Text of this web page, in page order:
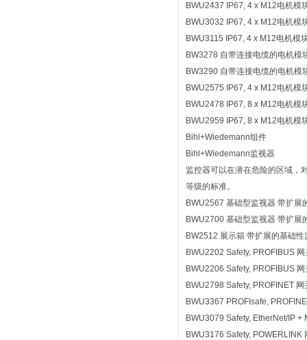
BWU2437 IP67, 4 x M12电机模
BWU3032 IP67, 4 x M12电机模
BWU3115 IP67, 4 x M12电机模
BW3278 自带连接电缆的电机模
BW3290 自带连接电缆的电机模
BWU2575 IP67, 4 x M12电机模
BWU2478 IP67, 8 x M12电机模
BWU2959 IP67, 8 x M12电机模
Bihl+Wiedemann组件
Bihl+Wiedemann监视器
监控器可以在潜在危险的区域，
等级的标准。
BWU2567 基础型监视器 带扩展
BWU2700 基础型监视器 带扩展
BW2512 展示箱 带扩展的基础性
BWU2202 Safety, PROFIBUS 网
BWU2206 Safety, PROFIBUS 网
BWU2798 Safety, PROFINET 网
BWU3367 PROFIsafe,
BWU3079 Safety, EtherNet/IP +
BWU3176 Safety, POWERLINK